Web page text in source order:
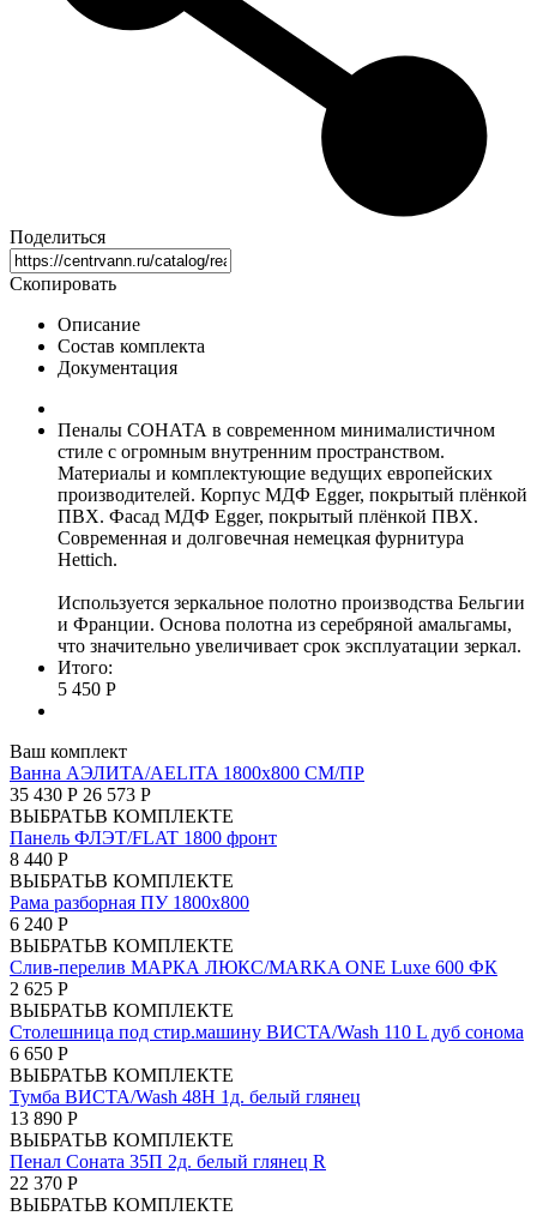
Поделиться
Скопировать
Описание
Состав комплекта
Документация
Пеналы СОНАТА в современном минималистичном
стиле с огромным внутренним пространством.
Материалы и комплектующие ведущих европейских
производителей. Корпус МДФ Egger, покрытый плёнкой
ПВХ. Фасад МДФ Egger, покрытый плёнкой ПВХ.
Современная и долговечная немецкая фурнитура
Hettich.
Используется зеркальное полотно производства Бельгии
и Франции. Основа полотна из серебряной амальгамы,
что значительно увеличивает срок эксплуатации зеркал.
Итого:
5 450 Р
Ваш комплект
Ванна АЭЛИТА/AELITA 1800х800 СМ/ПР
35 430 Р 26 573 Р
ВЫБРАТЬВ КОМПЛЕКТЕ
Панель ФЛЭТ/FLAT 1800 фронт
8 440 Р
ВЫБРАТЬВ КОМПЛЕКТЕ
Рама разборная ПУ 1800х800
6 240 Р
ВЫБРАТЬВ КОМПЛЕКТЕ
Слив-перелив МАРКА ЛЮКС/MARKA ONE Luxe 600 ФК
2 625 Р
ВЫБРАТЬВ КОМПЛЕКТЕ
Столешница под стир.машину ВИСТА/Wash 110 L дуб сонома
6 650 Р
ВЫБРАТЬВ КОМПЛЕКТЕ
Тумба ВИСТА/Wash 48Н 1д. белый глянец
13 890 Р
ВЫБРАТЬВ КОМПЛЕКТЕ
Пенал Соната 35П 2д. белый глянец R
22 370 Р
ВЫБРАТЬВ КОМПЛЕКТЕ